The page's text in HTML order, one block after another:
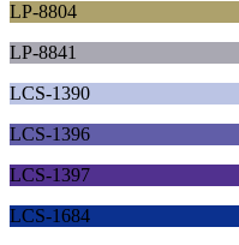
LP-8804
LP-8841
LCS-1390
LCS-1396
LCS-1397
LCS-1684